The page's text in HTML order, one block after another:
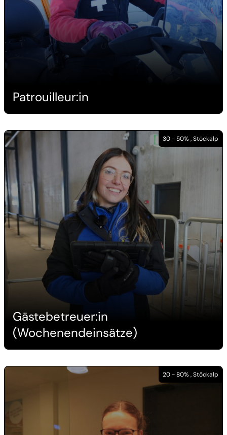
Patrouilleur:in
30 - 50% , Stöckalp
Gästebetreuer:in
(Wochenendeinsätze)
20 - 80% , Stöckalp